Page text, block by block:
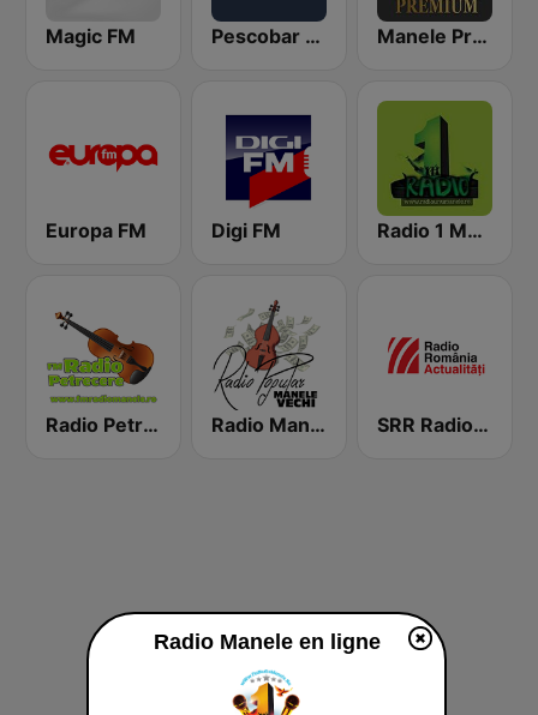
Magic FM Pescobar Radio Manele Premium
Europa FM Digi FM Radio 1 Manele
Radio Petrecere Romania Radio Manele Vechi Romania SRR Radio România Actualităţi
Radio Manele en ligne